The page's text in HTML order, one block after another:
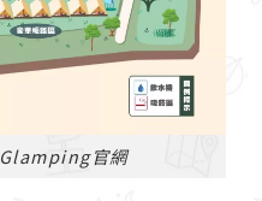
官網